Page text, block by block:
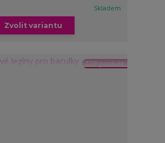
Skladem
Zvolit variantu
TOP produkt